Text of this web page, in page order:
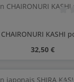
KASHI
Prix régulier :
32,50 €